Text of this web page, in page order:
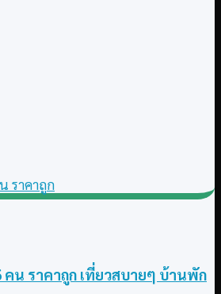
น ราคาถูก เที่ยวสบายๆ บ้านพัก